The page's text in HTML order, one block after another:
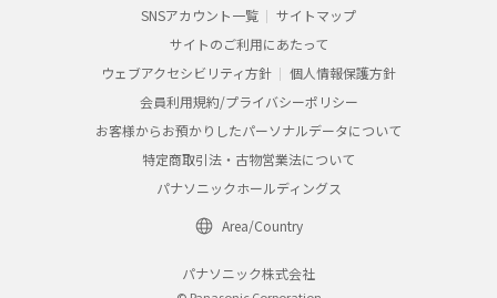
SNSアカウント一覧
サイトマップ
サイトのご利用にあたって
ウェブアクセシビリティ方針
個人情報保護方針
会員利用規約/プライバシーポリシー
お客様からお預かりしたパーソナルデータについて
特定商取引法・古物営業法について
パナソニックホールディングス
Area/Country
パナソニック株式会社